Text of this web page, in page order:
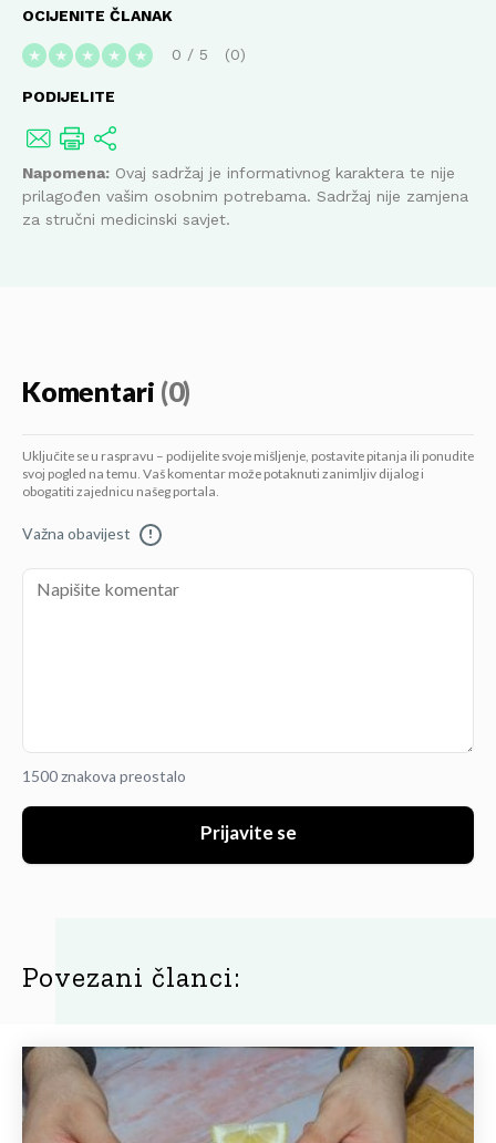
OCIJENITE ČLANAK
★ ★ ★ ★ ★ 0 / 5 0
PODIJELITE
Napomena: Ovaj sadržaj je informativnog karaktera te nije
prilagođen vašim osobnim potrebama. Sadržaj nije zamjena
za stručni medicinski savjet.
Komentari (0)
Uključite se u raspravu – podijelite svoje mišljenje, postavite pitanja ili ponudite
svoj pogled na temu. Vaš komentar može potaknuti zanimljiv dijalog i
obogatiti zajednicu našeg portala.
Važna obavijest !
1500 znakova preostalo
Prijavite se
Povezani članci: